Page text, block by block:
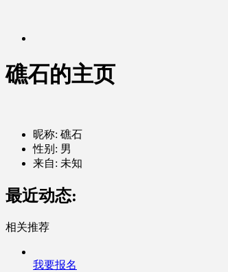
礁石的主页
昵称: 礁石
性别: 男
来自: 未知
最近动态:
相关推荐
我要报名